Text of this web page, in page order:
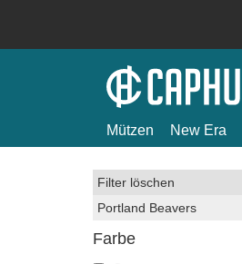
Mützen New Era
Filter löschen
Portland Beavers
Farbe